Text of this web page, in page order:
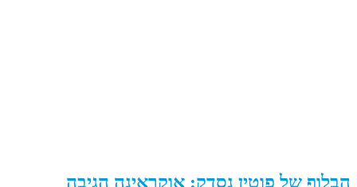
הבלוף של פוטין נסדק: אוקראינה הגיבה